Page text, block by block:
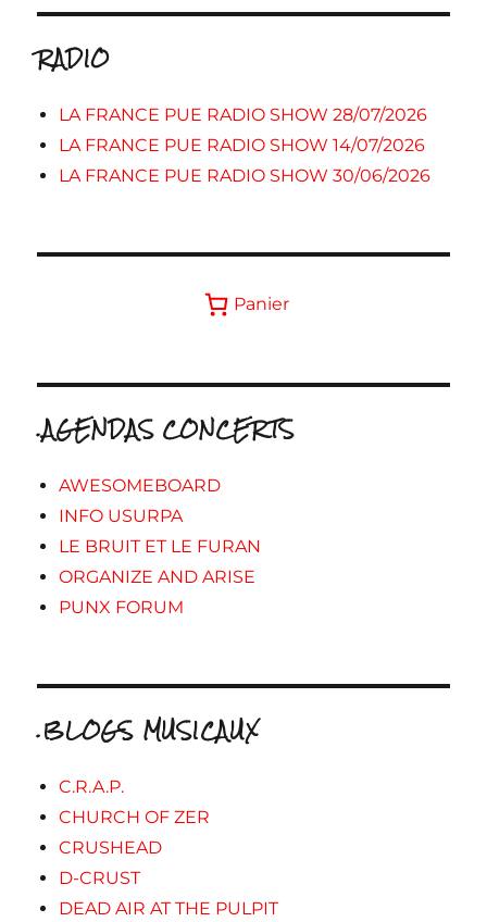
RADIO
LA FRANCE PUE RADIO SHOW 28/07/2026
LA FRANCE PUE RADIO SHOW 14/07/2026
LA FRANCE PUE RADIO SHOW 30/06/2026
Panier
.AGENDAS CONCERTS
AWESOMEBOARD
INFO USURPA
LE BRUIT ET LE FURAN
ORGANIZE AND ARISE
PUNX FORUM
.BLOGS MUSICAUX
C.R.A.P.
CHURCH OF ZER
CRUSHEAD
D-CRUST
DEAD AIR AT THE PULPIT